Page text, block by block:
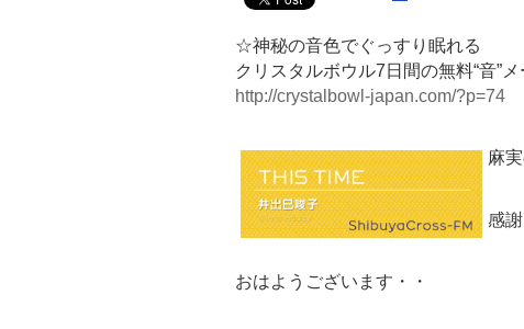
☆神秘の音色でぐっすり眠れる
クリスタルボウル7日間の無料“音”
http://crystalbowl-japan.com/?p=74
麻
感
おはようございます・・